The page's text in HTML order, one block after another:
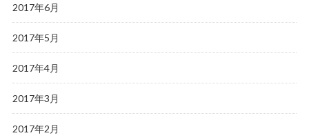
2017年6月
2017年5月
2017年4月
2017年3月
2017年2月